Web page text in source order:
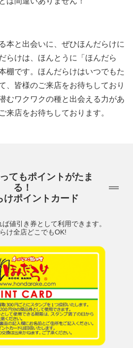
本と出会いに、ぜひほんだらけに
らけは、ほんとうに「ほんだら
棚です。ほんだらけはいつでもた
、皆様のご来店をお待ちしており
むワクワクの種と出会える力があ
来店をお待ちしております。
てもポイントがたま
る！
けポイントカード
値引き券として利用できます。
け全店どこでもOK!